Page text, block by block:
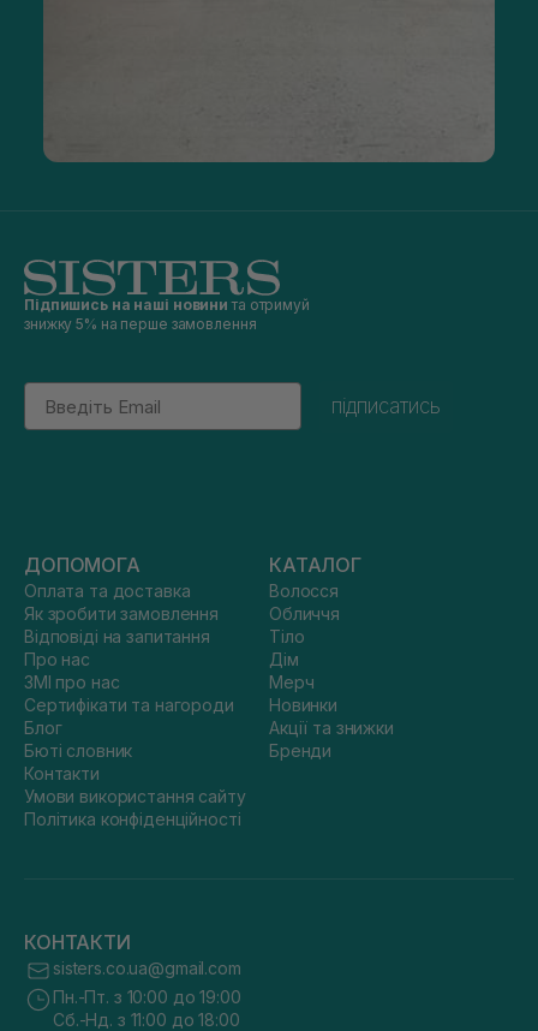
Підпишись на наші новини та отримуй
знижку 5% на перше замовлення
Email
підписатись
ДОПОМОГА
Оплата та доставка
Як зробити замовлення
Відповіді на запитання
Про нас
ЗМІ про нас
Сертифікати та нагороди
Блог
Бюті словник
Контакти
Умови використання сайту
Політика конфіденційності
КАТАЛОГ
Волосся
Обличчя
Тіло
Дім
Мерч
Новинки
Акції та знижки
Бренди
КОНТАКТИ
sisters.co.ua@gmail.com
Пн.-Пт. з 10:00 до 19:00
Сб.-Нд. з 11:00 до 18:00